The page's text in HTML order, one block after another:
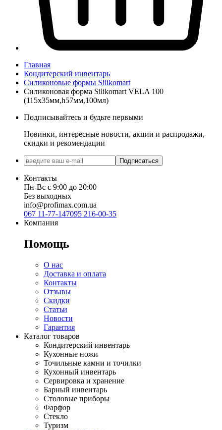
Главная
Кондитерский инвентарь
Силиконовые формы Silikomart
Силиконовая форма Silikomart VELA 100
(115x35мм,h57мм,100мл)
Подписывайтесь и будьте первыми
Новинки, интересные новости, акции и распродажи,
скидки и рекомендации
Подписаться
Контакты
Пн-Вс с 9:00 до 20:00
Без выходных
info@profimax.com.ua
067 11-77-147095 216-00-35
Компания
Помощь
О нас
Доставка и оплата
Контакты
Отзывы
Скидки
Статьи
Новости
Гарантия
Каталог товаров
Кондитерский инвентарь
Кухонные ножи
Точильные камни и точилки
Кухонный инвентарь
Сервировка и хранение
Барный инвентарь
Столовые приборы
Фарфор
Стекло
Туризм